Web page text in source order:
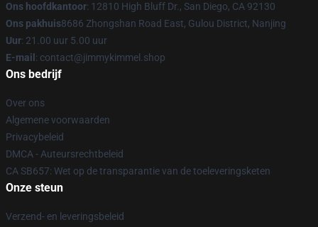
Ons hoofdkantoor: 12810 High Bluff Dr., San Diego, CA 92130
Ons pakhuis8686 Zhongshan Road East, Gulou District, Nanjing
Uur: 21.00 uur 5.00 uur
E-mail : contact@jimmykimmel.shop
Ons bedrijf
Over ons
Algemene voorwaarden
Privacybeleid
DMCA - Auteursrechtbeleid
CA SB657: Wet op de transparantie van de toeleveringsketen
Onze steun
Verzend- en leveringsbeleid